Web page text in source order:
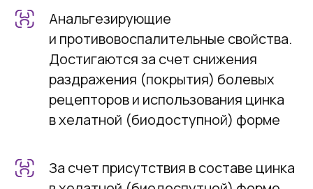
Анальгезирующие
и противовоспалительные свойства.
Достигаются за счет снижения
раздражения (покрытия) болевых
рецепторов и использования цинка
в хелатной (биодоступной) форме
За счет присутствия в составе цинка